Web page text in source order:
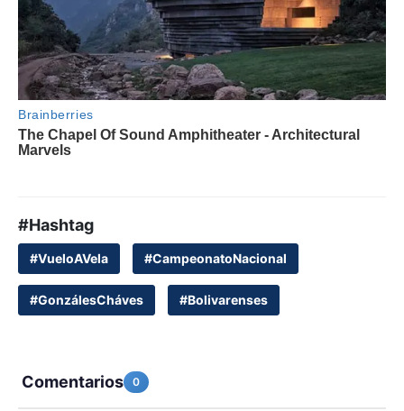
#Hashtag
#VueloAVela #CampeonatoNacional
#GonzálesCháves #Bolivarenses
Comentarios 0